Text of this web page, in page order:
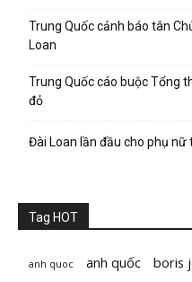
Trung Quốc cảnh báo tân
Loan
Trung Quốc cáo buộc Tổng
đỏ
Đài Loan lần đầu cho phụ
Tag HOT
anh quoc anh quốc boris